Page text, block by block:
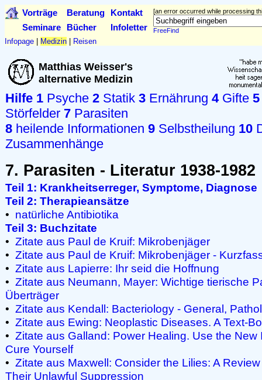
Vorträge Beratung Kontakt [an error occurred while processing
FreeFind
Seminare Bücher Infoletter
Infopage Medizin Reisen
Matthias Weisser's
alternative Medizin
Hilfe 1 Psyche 2 Statik 3 Ernährung 4Gifte 5
Störfelder 7 Parasiten
8 heilende Informationen 9 Selbstheilung 10
Zusammenhänge
7. Parasiten - Literatur 1938-1982
Teil 1: Krankheitserreger, Symptome, Diagnose
Teil 2: Therapieansätze
• natürliche Antibiotika
Teil 3: Buchzitate
• Zitate aus Paul de Kruif: Mikrobenjäger
• Zitate aus Paul de Kruif: Mikrobenjäger -
• Zitate aus Lapierre: Ihr seid die Hoffnung
• Zitate aus Neumann, Mayer: Wichtige tierische
Überträger
• Zitate aus Kendall: Bacteriology - General,
• Zitate aus Ewing: Neoplastic Diseases. A Text-
• Zitate aus Galland: Power Healing. Use the
Cure Yourself
• Zitate aus Maxwell: Consider the Lilies: A
Their Unlawful Suppression